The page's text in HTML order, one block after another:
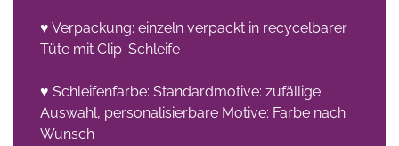
♥ Verpackung: einzeln verpackt in recycelbarer
Tüte mit Clip-Schleife
♥ Schleifenfarbe: Standardmotive: zufällige
Auswahl, personalisierbare Motive: Farbe nach
Wunsch